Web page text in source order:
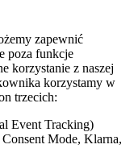
zapewnić
poza funkcje
korzystanie z naszej
korzystamy w
trzecich:
Event Tracking)
Mode, Klarna,